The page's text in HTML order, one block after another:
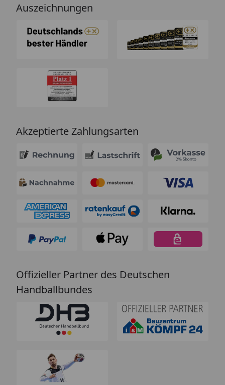
Auszeichnungen
Akzeptierte Zahlungsarten
Offizieller Partner des Deutschen
Handballbundes